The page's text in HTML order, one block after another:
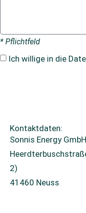
* Pflichtfeld
Ich willige in die
Kontaktdaten:
Sonnis Energy GmbH
2)
41460 Neuss